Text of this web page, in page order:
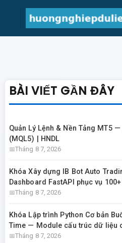
BÀI VIẾT GẦN ĐÂY
Quản Lý Lệnh & Nền Tảng MT5
(MQL5) | HNDL
Tháng 8 7, 2026
Khóa Xây dựng IB Bot Auto
Dashboard FastAPI phục vụ
Tháng 8 7, 2026
Khóa Lập trình Python Cơ bản
Time — Module cấu trúc dữ liệu
Tháng 8 7, 2026